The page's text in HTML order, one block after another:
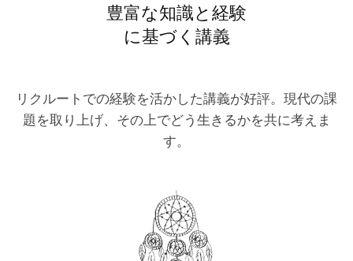
豊富な知識と経験
に基づく講義
リクルートでの経験を活かした講義が好評。現代の課
題を取り上げ、その上でどう生きるかを共に考えま
す。